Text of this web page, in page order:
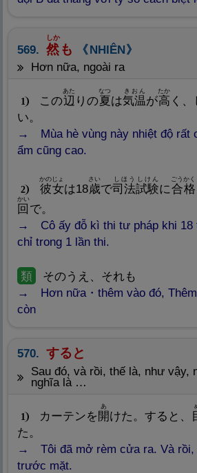
569. 然
しか
も
NHIÊN
hơn nữa, ngoài ra
1 この辺
あた
りの夏
なつ
は気
Nghĩa: Không khí, khí chất; khí
温
きおん
が高
たか
く
い。
Mùa hè vùng này nhiệt độ rất
ẩm cũng cao.
2 彼
Nghĩa: Bên kia, kẻ khác, đối
女
かのじょ
は18歳
さい
で司法
しほう
試験
しけん
に合
Nghĩa: Hợp, vừa ý, hợp lại
格
Nghĩa: Cách thức, quy cách,
ごうかく
回
かい
で。
Cô ấy đỗ kì thi tư pháp khi
chỉ trong 1 lần thi.
類
そのうえ、それも
Hơn nữa・thêm vào đó,
còn
570. すると
Sau đó, và rồi, thế là, như vậy, như vậy có
nghĩa là …
1 カーテンを 開
あ
けた。すると、
た。
Tôi đã mở rèm cửa ra. Và
trước mặt.